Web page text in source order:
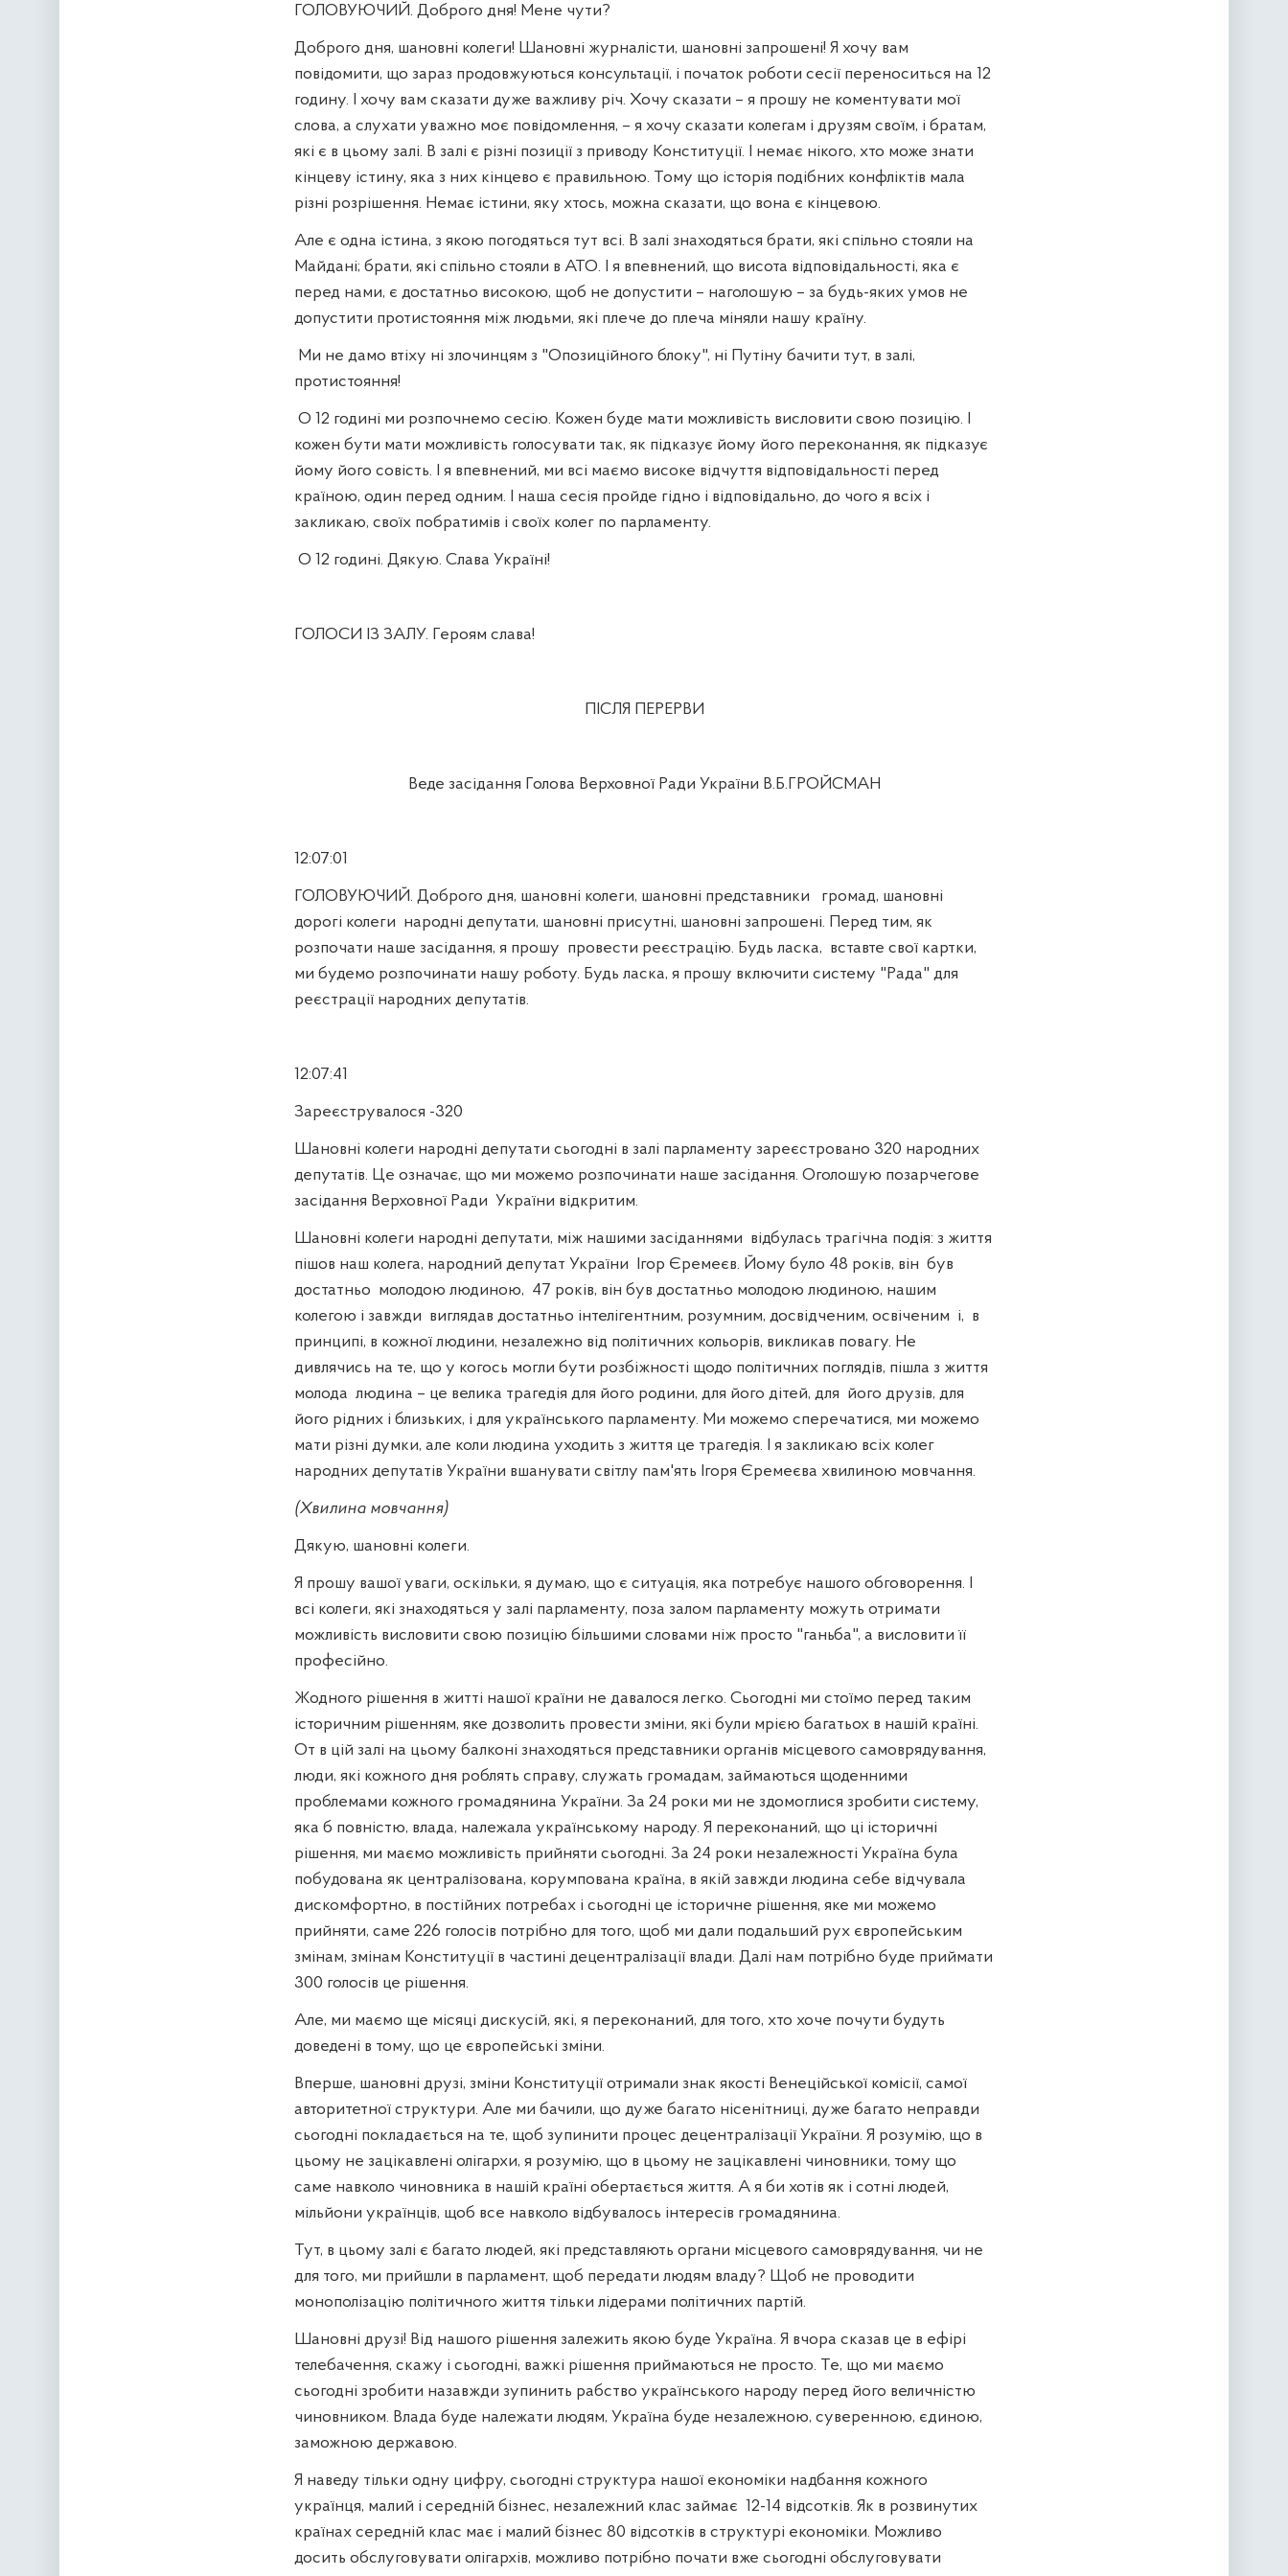
ГОЛОВУЮЧИЙ. Доброго дня! Мене чути?
Доброго дня, шановні колеги! Шановні журналісти, шановні запрошені! Я хочу вам
повідомити, що зараз продовжуються консультації, і початок роботи сесії переноситься на 12
годину. І хочу вам сказати дуже важливу річ. Хочу сказати – я прошу не коментувати мої
слова, а слухати уважно моє повідомлення, – я хочу сказати колегам і друзям своїм, і братам,
які є в цьому залі. В залі є різні позиції з приводу Конституції. І немає нікого, хто може знати
кінцеву істину, яка з них кінцево є правильною. Тому що історія подібних конфліктів мала
різні розрішення. Немає істини, яку хтось, можна сказати, що вона є кінцевою.
Але є одна істина, з якою погодяться тут всі. В залі знаходяться брати, які спільно стояли на
Майдані; брати, які спільно стояли в АТО. І я впевнений, що висота відповідальності, яка є
перед нами, є достатньо високою, щоб не допустити – наголошую – за будь-яких умов не
допустити протистояння між людьми, які плече до плеча міняли нашу країну.
Ми не дамо втіху ні злочинцям з "Опозиційного блоку", ні Путіну бачити тут, в залі,
протистояння!
О 12 годині ми розпочнемо сесію. Кожен буде мати можливість висловити свою позицію. І
кожен бути мати можливість голосувати так, як підказує йому його переконання, як підказує
йому його совість. І я впевнений, ми всі маємо високе відчуття відповідальності перед
країною, один перед одним. І наша сесія пройде гідно і відповідально, до чого я всіх і
закликаю, своїх побратимів і своїх колег по парламенту.
О 12 годині. Дякую. Слава Україні!
ГОЛОСИ ІЗ ЗАЛУ. Героям слава!
ПІСЛЯ ПЕРЕРВИ
Веде засідання Голова Верховної Ради України В.Б.ГРОЙСМАН
12:07:01
ГОЛОВУЮЧИЙ. Доброго дня, шановні колеги, шановні представники
громад, шановні
дорогі колеги народні депутати, шановні присутні, шановні запрошені. Перед тим, як
розпочати наше засідання, я прошу провести реєстрацію. Будь ласка, вставте свої картки,
ми будемо розпочинати нашу роботу. Будь ласка, я прошу включити систему "Рада" для
реєстрації народних депутатів.
12:07:41
Зареєструвалося -320
Шановні колеги народні депутати сьогодні в залі парламенту зареєстровано 320 народних
депутатів. Це означає, що ми можемо розпочинати наше засідання. Оголошую позарчегове
засідання Верховної Ради України відкритим.
Шановні колеги народні депутати, між нашими засіданнями відбулась трагічна подія: з життя
пішов наш колега, народний депутат України Ігор Єремеєв. Йому було 48 років, він був
достатньо молодою людиною, 47 років, він був достатньо молодою людиною, нашим
колегою і завжди виглядав достатньо інтелігентним, розумним, досвідченим, освіченим і, в
принципі, в кожної людини, незалежно від політичних кольорів, викликав повагу. Не
дивлячись на те, що у когось могли бути розбіжності щодо політичних поглядів, пішла з життя
молода людина – це велика трагедія для його родини, для його дітей, для його друзів, для
його рідних і близьких, і для українського парламенту. Ми можемо сперечатися, ми можемо
мати різні думки, але коли людина уходить з життя це трагедія. І я закликаю всіх колег
народних депутатів України вшанувати світлу пам'ять Ігоря Єремеєва хвилиною мовчання.
(Хвилина мовчання)
Дякую, шановні колеги.
Я прошу вашої уваги, оскільки, я думаю, що є ситуація, яка потребує нашого обговорення. І
всі колеги, які знаходяться у залі парламенту, поза залом парламенту можуть отримати
можливість висловити свою позицію більшими словами ніж просто "ганьба", а висловити її
професійно.
Жодного рішення в житті нашої країни не давалося легко. Сьогодні ми стоїмо перед таким
історичним рішенням, яке дозволить провести зміни, які були мрією багатьох в нашій країні.
От в цій залі на цьому балконі знаходяться представники органів місцевого самоврядування,
люди, які кожного дня роблять справу, служать громадам, займаються щоденними
проблемами кожного громадянина України. За 24 роки ми не здомоглися зробити систему,
яка б повністю, влада, належала українському народу. Я переконаний, що ці історичні
рішення, ми маємо можливість прийняти сьогодні. За 24 роки незалежності Україна була
побудована як централізована, корумпована країна, в якій завжди людина себе відчувала
дискомфортно, в постійних потребах і сьогодні це історичне рішення, яке ми можемо
прийняти, саме 226 голосів потрібно для того, щоб ми дали подальший рух європейським
змінам, змінам Конституції в частині децентралізації влади. Далі нам потрібно буде приймати
300 голосів це рішення.
Але, ми маємо ще місяці дискусій, які, я переконаний, для того, хто хоче почути будуть
доведені в тому, що це європейські зміни.
Вперше, шановні друзі, зміни Конституції отримали знак якості Венеційської комісії, самої
авторитетної структури. Але ми бачили, що дуже багато нісенітниці, дуже багато неправди
сьогодні покладається на те, щоб зупинити процес децентралізації України. Я розумію, що в
цьому не зацікавлені олігархи, я розумію, що в цьому не зацікавлені чиновники, тому що
саме навколо чиновника в нашій країні обертається життя. А я би хотів як і сотні людей,
мільйони українців, щоб все навколо відбувалось інтересів громадянина.
Тут, в цьому залі є багато людей, які представляють органи місцевого самоврядування, чи не
для того, ми прийшли в парламент, щоб передати людям владу? Щоб не проводити
монополізацію політичного життя тільки лідерами політичних партій.
Шановні друзі! Від нашого рішення залежить якою буде Україна. Я вчора сказав це в ефірі
телебачення, скажу і сьогодні, важкі рішення приймаються не просто. Те, що ми маємо
сьогодні зробити назавжди зупинить рабство українського народу перед його величністю
чиновником. Влада буде належати людям, Україна буде незалежною, суверенною, єдиною,
заможною державою.
Я наведу тільки одну цифру, сьогодні структура нашої економіки надбання кожного
українця, малий і середній бізнес, незалежний клас займає 12-14 відсотків. Як в розвинутих
країнах середній клас має і малий бізнес 80 відсотків в структурі економіки. Можливо
досить обслуговувати олігархів, можливо потрібно почати вже сьогодні обслуговувати